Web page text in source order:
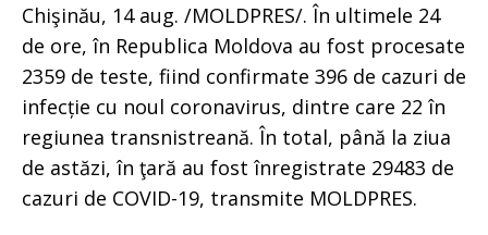
Chişinău, 14 aug. /MOLDPRES/. În ultimele 24
de ore, în Republica Moldova au fost procesate
2359 de teste, fiind confirmate 396 de cazuri de
infecție cu noul coronavirus, dintre care 22 în
regiunea transnistreană. În total, până la ziua
de astăzi, în ţară au fost înregistrate 29483 de
cazuri de COVID-19, transmite MOLDPRES.